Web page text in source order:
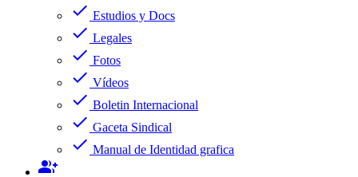
check Estudios y Docs
check Legales
check Fotos
check Vídeos
check Boletin Internacional
check Gaceta Sindical
check Manual de Identidad grafica
group_add